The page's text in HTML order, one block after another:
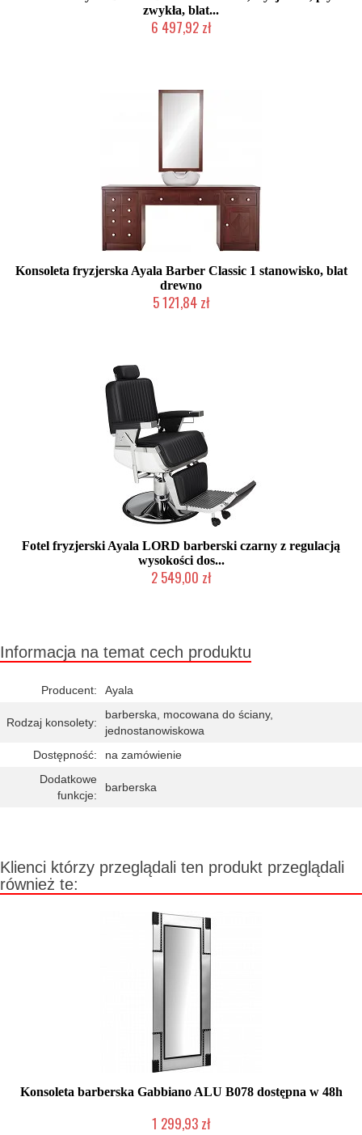
zwykła, blat...
6 497,92 zł
Konsoleta fryzjerska Ayala Barber Classic 1 stanowisko, blat
drewno
5 121,84 zł
Fotel fryzjerski Ayala LORD barberski czarny z regulacją
wysokości dos...
2 549,00 zł
Informacja na temat cech produktu
Producent: Ayala
Rodzaj konsolety:
barberska, mocowana do ściany,
jednostanowiskowa
Dostępność:
na zamówienie
Dodatkowe
funkcje:
barberska
Klienci którzy przeglądali ten produkt przeglądali
również te:
Konsoleta barberska Gabbiano ALU B078 dostępna w 48h
1 299,93 zł